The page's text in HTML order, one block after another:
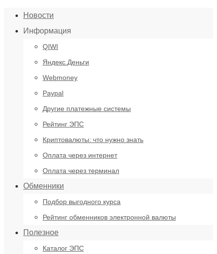
Новости
Информация
QIWI
Яндекс.Деньги
Webmoney
Paypal
Другие платежные системы
Рейтинг ЭПС
Криптовалюты: что нужно знать
Оплата через интернет
Оплата через терминал
Обменники
Подбор выгодного курса
Рейтинг обменников электронной валюты
Полезное
Каталог ЭПС